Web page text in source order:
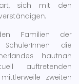
sich mit den
Familien der
die
hautnah
auftretenden
zweiten